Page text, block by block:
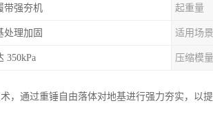
带强夯机 起重量
处理加固 适用场景
350kPa 压缩模量
，通过重锤自由落体对地基进行强力夯实，以